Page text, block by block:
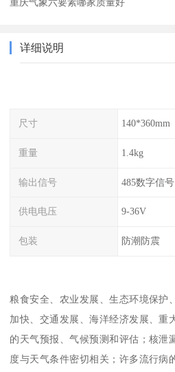
重庆气象六要素哪家质量好
详细说明
尺寸 140*360mm
重量 1.4kg
输出信号 485数字信号
供电电压 9-36V
包装 防潮防震
粮食安全、农业发展、生态环境保护
加快、交通发展、海洋经济发展、重
的天气预报、气候预测和评估；核泄
度与天气条件密切相关；许多流行病